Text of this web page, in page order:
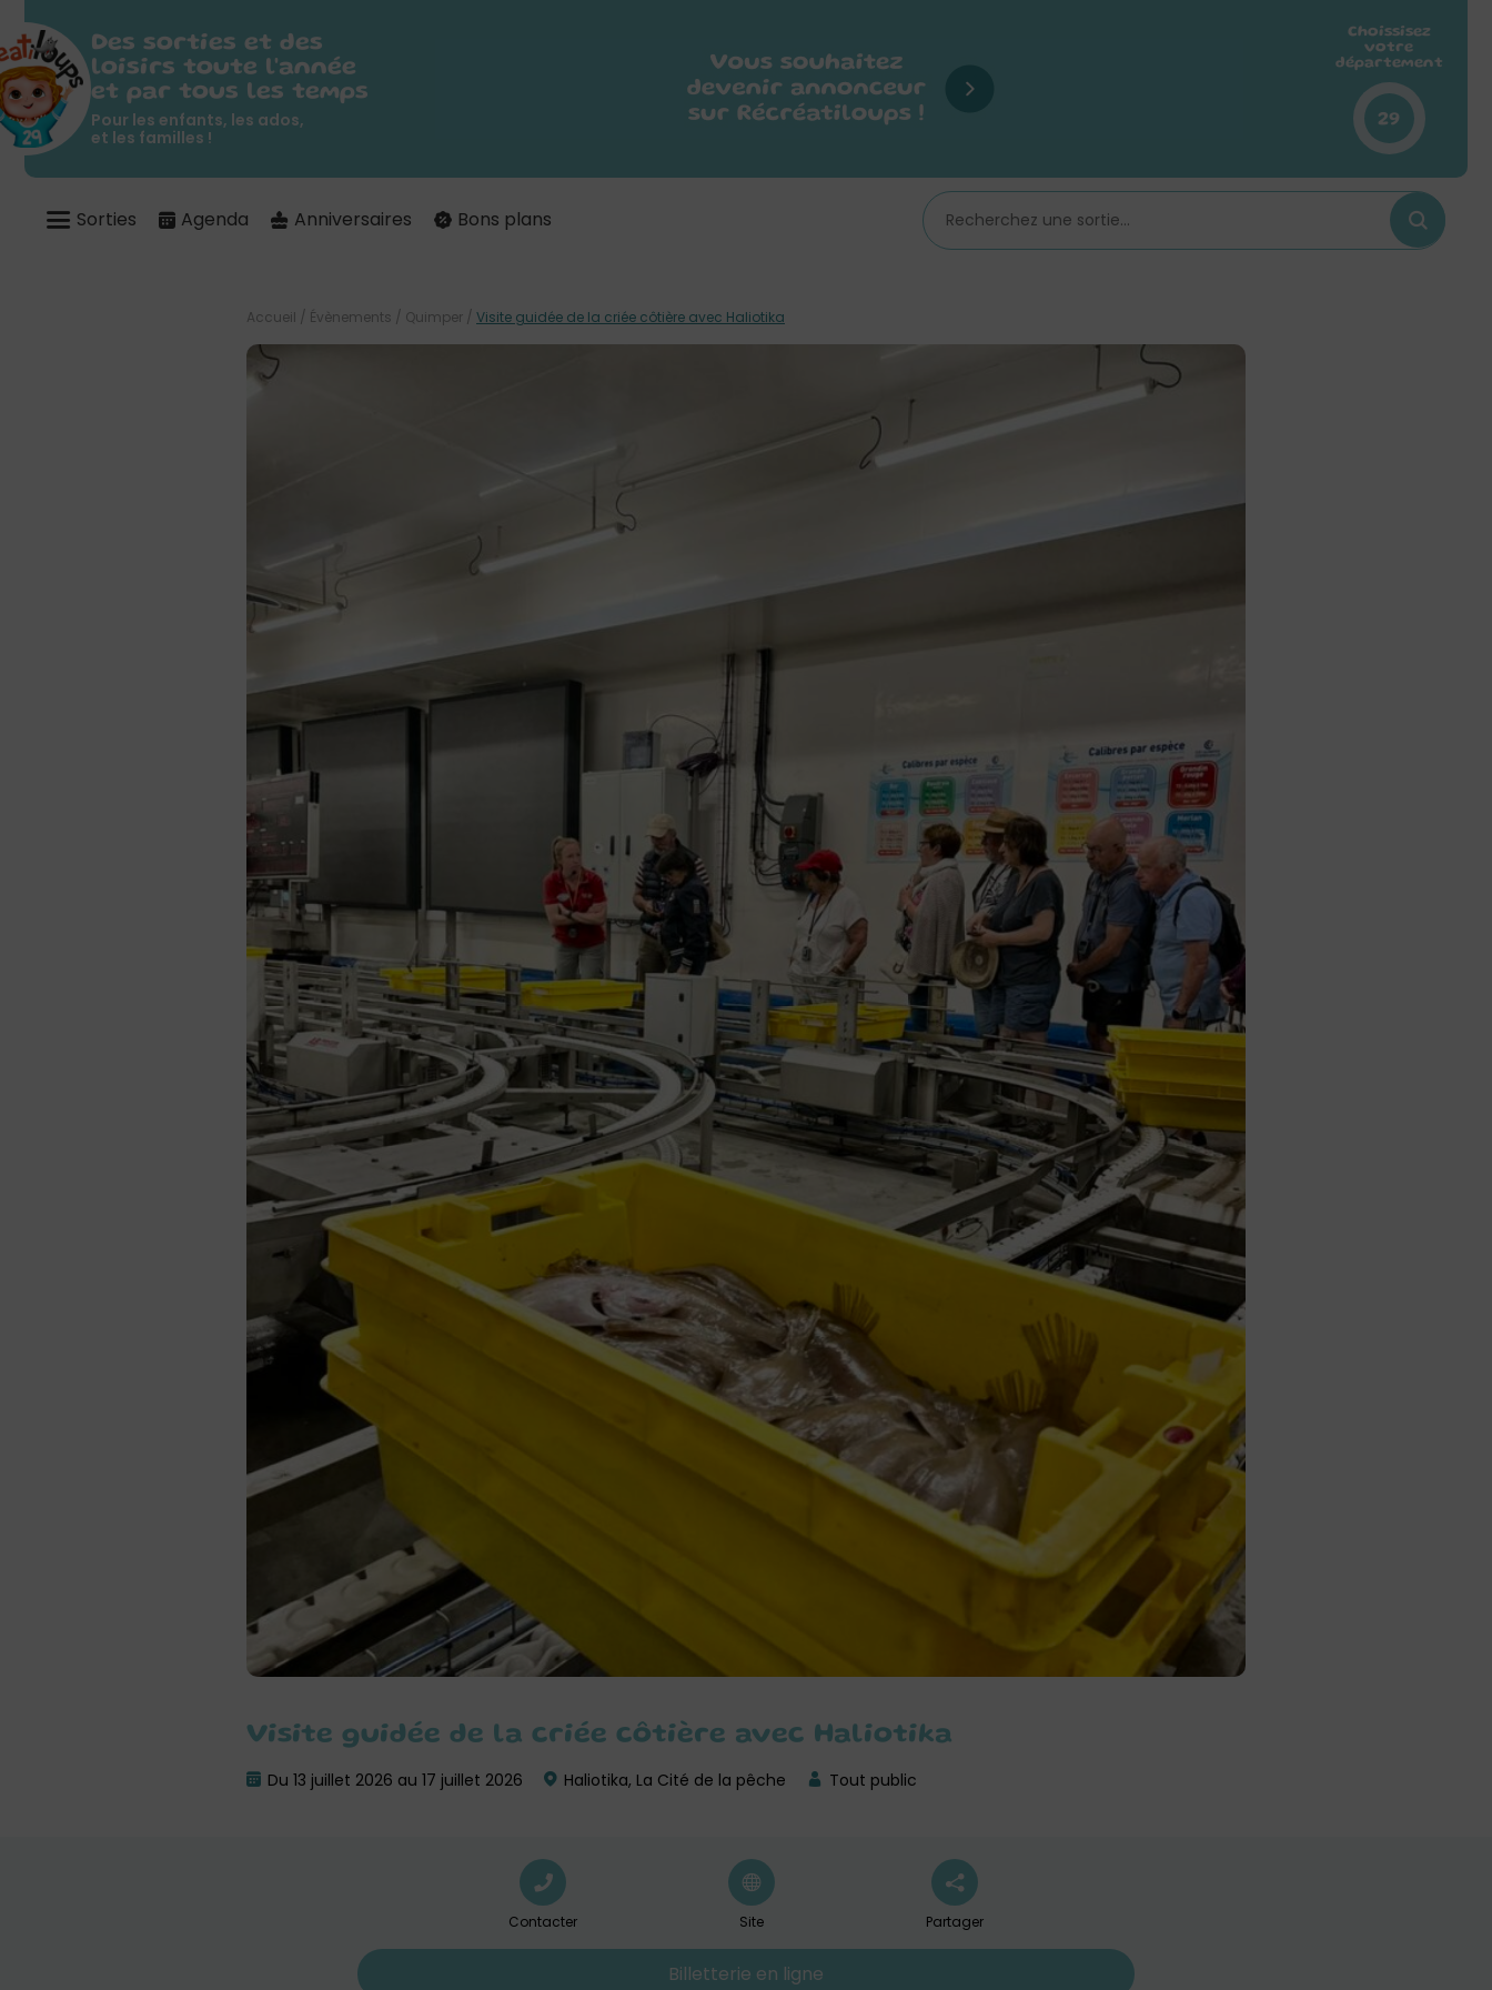
Des sorties et des
loisirs toute l'année
et par tous les temps
Pour les enfants, les ados,
et les familles !
Choissisez
votre
département
29
Sorties Agenda Anniversaires Bons plans
Visite guidée de la criée côtière avec Haliotika
Du 13 juillet 2026 au 17 juillet 2026 Haliotika, La Cité de la pêche Tout public
Accueil / Évènements / Quimper / Visite guidée de la criée côtière avec Haliotika
Contacter Site Partager
Billetterie en ligne